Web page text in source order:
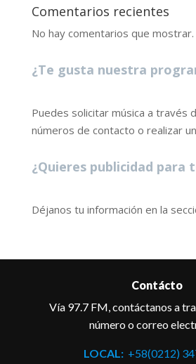
Comentarios recientes
No hay comentarios que mostrar.
¿Te gusta nuestra
Puedes solicitar música a través
números de contacto o realizar
¿Quieres publicidad para
Déjanos tu información en la
Contácto
Vía 97.7 FM, contáctanos a
número o correo
LOCAL: +58(0212)